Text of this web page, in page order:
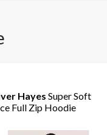
Hayes Super Soft
Full Zip Hoodie